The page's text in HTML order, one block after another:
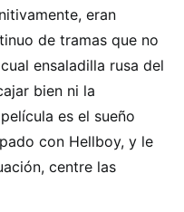
eran
de tramas que no
ensaladilla rusa del
bien ni la
es el sueño
con Hellboy, y le
centre las